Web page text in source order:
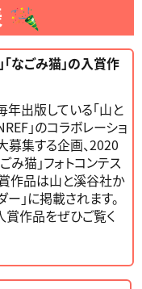
なごみ猫」の入賞作
出版している「山と
」のコラボレーショ
募集する企画、2020
み猫」フォトコンテス
作品は山と溪谷社か
」に掲載されます。
賞作品をぜひご覧く